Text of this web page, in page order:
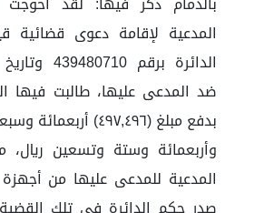
المدعية لإقامة دعوى
ضد المدعى عليها، طالبت فيها
بدفع مبلغ (٤٩٧,٤٩٦)
وأربعمائة وستة وتسعين ريال،
المدعية للمدعى عليها من